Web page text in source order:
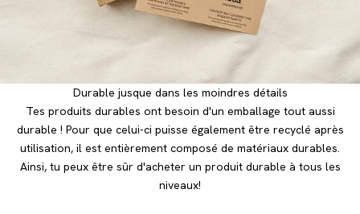
Durable jusque dans les moindres détails
Tes produits durables ont besoin d'un emballage tout aussi
durable ! Pour que celui-ci puisse également être recyclé après
utilisation, il est entièrement composé de matériaux durables.
Ainsi, tu peux être sûr d'acheter un produit durable à tous les
niveaux!